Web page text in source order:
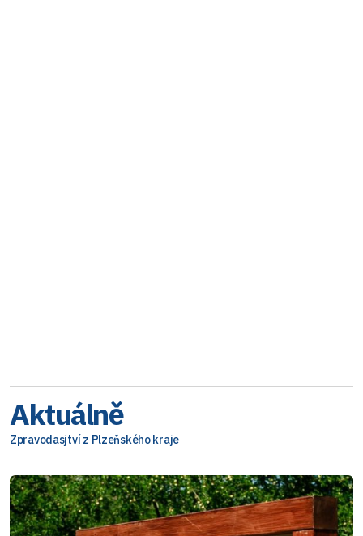
Aktuálně
Zpravodasjtví z Plzeňského kraje